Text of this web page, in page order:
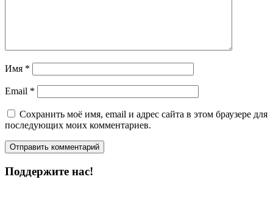
Имя *
Email *
Сохранить моё имя, email и адрес сайта в этом браузере для
последующих моих комментариев.
Поддержите нас!